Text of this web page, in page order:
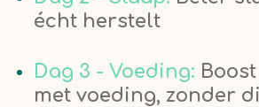
écht herstelt
Dag 3 - Voeding:
met voeding, zonder